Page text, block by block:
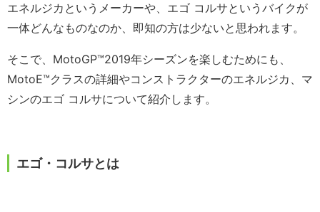
エネルジカというメーカーや、エゴ コルサというバイクが
一体どんなものなのか、即知の方は少ないと思われます。
そこで、MotoGP™2019年シーズンを楽しむためにも、
MotoE™️クラスの詳細やコンストラクターのエネルジカ、マ
シンのエゴ コルサについて紹介します。
エゴ・コルサとは